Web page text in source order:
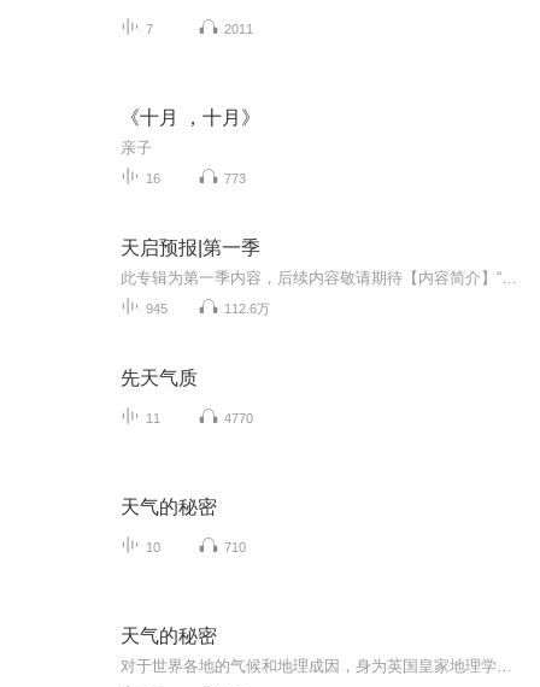
7 2011
《十月 ，十月》
亲子
16 773
天启预报|第一季
945 112.6万
先天气质
11 4770
天气的秘密
10 710
天气的秘密